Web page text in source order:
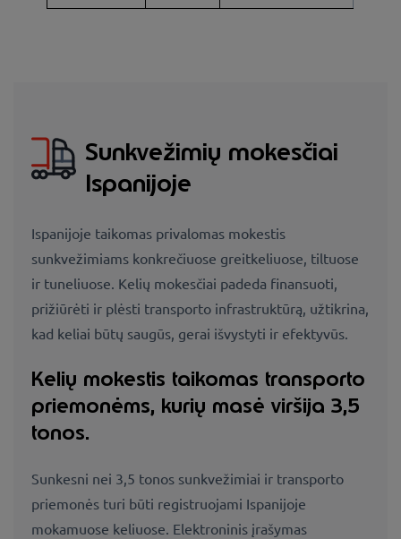
Sunkvežimių mokesčiai
Ispanijoje
Ispanijoje taikomas privalomas mokestis
sunkvežimiams konkrečiuose greitkeliuose, tiltuose
ir tuneliuose. Kelių mokesčiai padeda finansuoti,
prižiūrėti ir plėsti transporto infrastruktūrą, užtikrina,
kad keliai būtų saugūs, gerai išvystyti ir efektyvūs.
Kelių mokestis taikomas transporto
priemonėms, kurių masė viršija 3,5
tonos.
Sunkesni nei 3,5 tonos sunkvežimiai ir transporto
priemonės turi būti registruojami Ispanijoje
mokamuose keliuose. Elektroninis įrašymas